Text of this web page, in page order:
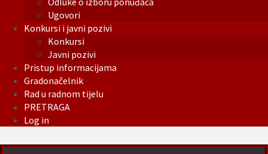
Ugovori
Konkursi i javni pozivi
Konkursi
Javni pozivi
Pristup informacijama
Gradonačelnik
Rad u radnom tijelu
PRETRAGA
Log in